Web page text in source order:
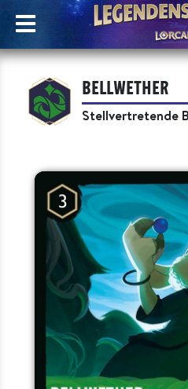
Bellwether
Stellvertretende